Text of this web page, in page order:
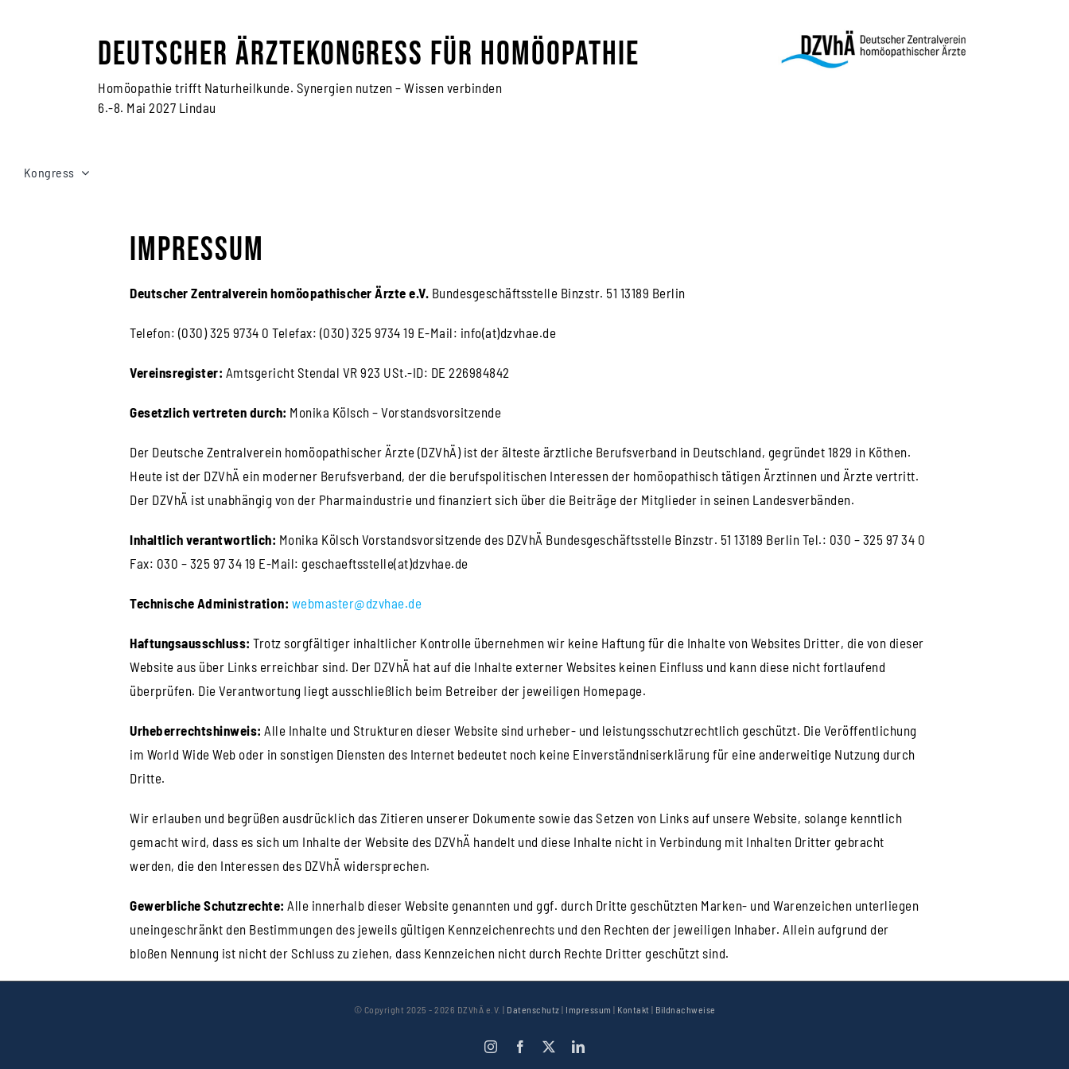
Deutscher Ärztekongress für Homöopathie
Homöopathie trifft Naturheilkunde. Synergien nutzen – Wissen verbinden
6.-8. Mai 2027 Lindau
Kongress
Impressum
Deutscher Zentralverein homöopathischer Ärzte e.V. Bundesgeschäftsstelle Binzstr. 51 13189 Berlin
Telefon: (030) 325 9734 0 Telefax: (030) 325 9734 19 E-Mail: info(at)dzvhae.de
Vereinsregister: Amtsgericht Stendal VR 923 USt.-ID: DE 226984842
Gesetzlich vertreten durch: Monika Kölsch – Vorstandsvorsitzende
Der Deutsche Zentralverein homöopathischer Ärzte (DZVhÄ) ist der älteste ärztliche Berufsverband in Deutschland, gegründet 1829 in Köthen.
Heute ist der DZVhÄ ein moderner Berufsverband, der die berufspolitischen Interessen der homöopathisch tätigen Ärztinnen und Ärzte vertritt.
Der DZVhÄ ist unabhängig von der Pharmaindustrie und finanziert sich über die Beiträge der Mitglieder in seinen Landesverbänden.
Inhaltlich verantwortlich: Monika Kölsch Vorstandsvorsitzende des DZVhÄ Bundesgeschäftsstelle Binzstr. 51 13189 Berlin Tel.: 030 – 325 97 34 0
Fax: 030 – 325 97 34 19 E-Mail: geschaeftsstelle(at)dzvhae.de
Technische Administration: webmaster@dzvhae.de
Haftungsausschluss: Trotz sorgfältiger inhaltlicher Kontrolle übernehmen wir keine Haftung für die Inhalte von Websites Dritter, die von dieser
Website aus über Links erreichbar sind. Der DZVhÄ hat auf die Inhalte externer Websites keinen Einfluss und kann diese nicht fortlaufend
überprüfen. Die Verantwortung liegt ausschließlich beim Betreiber der jeweiligen Homepage.
Urheberrechtshinweis: Alle Inhalte und Strukturen dieser Website sind urheber- und leistungsschutzrechtlich geschützt. Die Veröffentlichung
im World Wide Web oder in sonstigen Diensten des Internet bedeutet noch keine Einverständniserklärung für eine anderweitige Nutzung durch
Dritte.
Wir erlauben und begrüßen ausdrücklich das Zitieren unserer Dokumente sowie das Setzen von Links auf unsere Website, solange kenntlich
gemacht wird, dass es sich um Inhalte der Website des DZVhÄ handelt und diese Inhalte nicht in Verbindung mit Inhalten Dritter gebracht
werden, die den Interessen des DZVhÄ widersprechen.
Gewerbliche Schutzrechte: Alle innerhalb dieser Website genannten und ggf. durch Dritte geschützten Marken- und Warenzeichen unterliegen
uneingeschränkt den Bestimmungen des jeweils gültigen Kennzeichenrechts und den Rechten der jeweiligen Inhaber. Allein aufgrund der
bloßen Nennung ist nicht der Schluss zu ziehen, dass Kennzeichen nicht durch Rechte Dritter geschützt sind.
© Copyright 2025 - 2026 DZVhÄ e.V. | Datenschutz | Impressum | Kontakt | Bildnachweise
InstagramFacebook LinkedIn